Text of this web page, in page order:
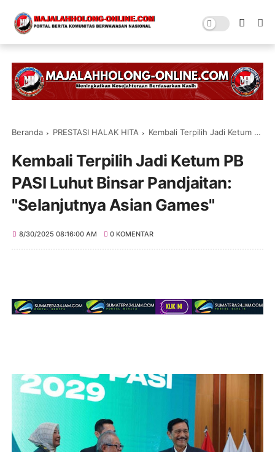
Beranda PRESTASI HALAK HITA Kembali Terpilih Jadi Ketum PB PASI Luhut Binsar Pandjaitan: "Selanjutnya Asian Games"
Kembali Terpilih Jadi Ketum PB
PASI Luhut Binsar Pandjaitan:
"Selanjutnya Asian Games"
8/30/2025 08:16:00 AM 0 KOMENTAR